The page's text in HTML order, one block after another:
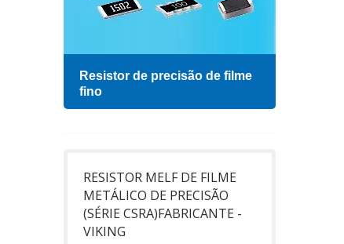
Resistor de precisão de filme
fino
RESISTOR MELF DE FILME
METÁLICO DE PRECISÃO
(SÉRIE CSRA)FABRICANTE -
VIKING